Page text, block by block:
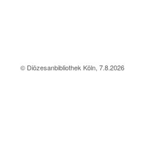
© Diözesanbibliothek Köln, 7.8.2026